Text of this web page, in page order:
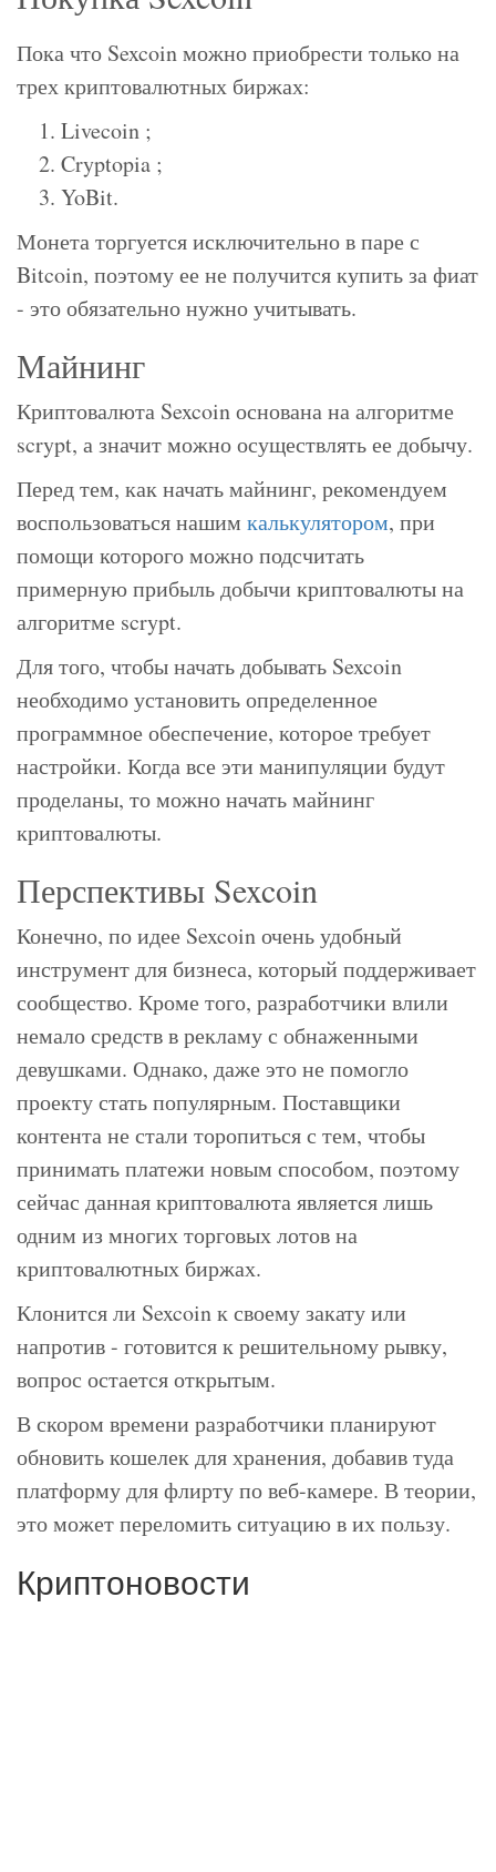
Пока что Sexcoin можно приобрести только на
трех криптовалютных биржах:
Livecoin ;
Cryptopia ;
YoBit.
Монета торгуется исключительно в паре с
Bitcoin, поэтому ее не получится купить за фиат
- это обязательно нужно учитывать.
Майнинг
Криптовалюта Sexcoin основана на алгоритме
scrypt, а значит можно осуществлять ее добычу.
Перед тем, как начать майнинг, рекомендуем
воспользоваться нашим калькулятором, при
помощи которого можно подсчитать
примерную прибыль добычи криптовалюты на
алгоритме scrypt.
Для того, чтобы начать добывать Sexcoin
необходимо установить определенное
программное обеспечение, которое требует
настройки. Когда все эти манипуляции будут
проделаны, то можно начать майнинг
криптовалюты.
Перспективы Sexcoin
Конечно, по идее Sexcoin очень удобный
инструмент для бизнеса, который поддерживает
сообщество. Кроме того, разработчики влили
немало средств в рекламу с обнаженными
девушками. Однако, даже это не помогло
проекту стать популярным. Поставщики
контента не стали торопиться с тем, чтобы
принимать платежи новым способом, поэтому
сейчас данная криптовалюта является лишь
одним из многих торговых лотов на
криптовалютных биржах.
Клонится ли Sexcoin к своему закату или
напротив - готовится к решительному рывку,
вопрос остается открытым.
В скором времени разработчики планируют
обновить кошелек для хранения, добавив туда
платформу для флирту по веб-камере. В теории,
это может переломить ситуацию в их пользу.
Криптоновости